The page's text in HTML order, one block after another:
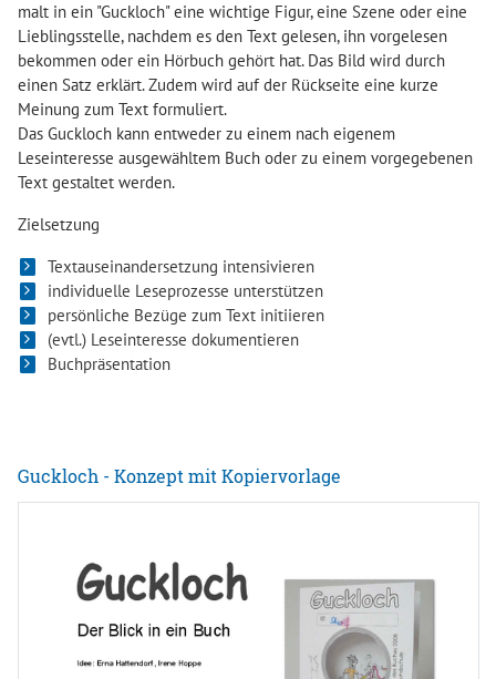
malt in ein "Guckloch" eine wichtige Figur, eine Szene oder eine
Lieblingsstelle, nachdem es den Text gelesen, ihn vorgelesen
bekommen oder ein Hörbuch gehört hat. Das Bild wird durch
einen Satz erklärt. Zudem wird auf der Rückseite eine kurze
Meinung zum Text formuliert.
Das Guckloch kann entweder zu einem nach eigenem
Leseinteresse ausgewähltem Buch oder zu einem vorgegebenen
Text gestaltet werden.
Zielsetzung
Textauseinandersetzung intensivieren
individuelle Leseprozesse unterstützen
persönliche Bezüge zum Text initiieren
(evtl.) Leseinteresse dokumentieren
Buchpräsentation
Guckloch - Konzept mit Kopiervorlage